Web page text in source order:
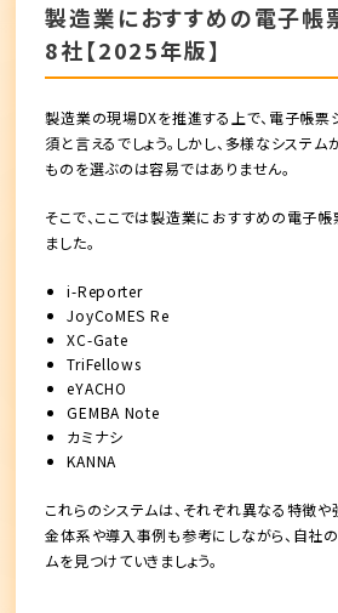
製造業におすすめの電子帳
8社【2025年版】
製造業の現場DXを推進する上で、電子帳票
須と言えるでしょう。しかし、多様なシステ
ものを選ぶのは容易ではありません。
そこで、ここでは製造業におすすめの電子
ました。
i-Reporter
JoyCoMES Re
XC-Gate
TriFellows
eYACHO
GEMBA Note
カミナシ
KANNA
これらのシステムは、それぞれ異なる特徴や
金体系や導入事例も参考にしながら、自社
ムを見つけていきましょう。